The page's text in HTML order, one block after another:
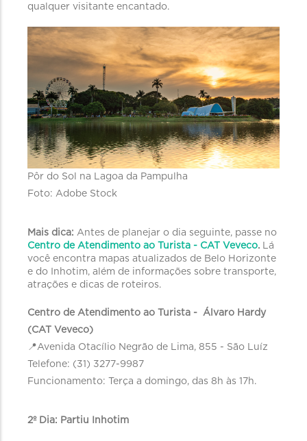
qualquer visitante encantado.
Pôr do Sol na Lagoa da Pampulha
Foto: Adobe Stock
Mais dica: Antes de planejar o dia seguinte, passe no
Centro de Atendimento ao Turista - CAT Veveco. Lá
você encontra mapas atualizados de Belo Horizonte
e do Inhotim, além de informações sobre transporte,
atrações e dicas de roteiros.
Centro de Atendimento ao Turista - Álvaro Hardy
(CAT Veveco)
📍Avenida Otacílio Negrão de Lima, 855 - São Luíz
Telefone: (31) 3277-9987
Funcionamento: Terça a domingo, das 8h às 17h.
2º Dia: Partiu Inhotim